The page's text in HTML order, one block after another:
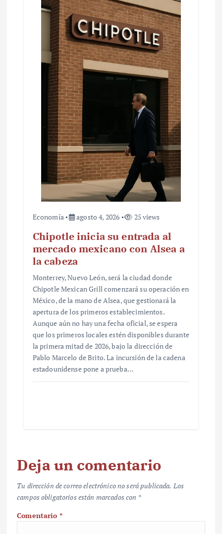
Economía agosto 4, 2026 25 views
Chipotle inicia su entrada al
mercado mexicano con Alsea a
la cabeza
Monterrey, Nuevo León, será la ciudad donde
Chipotle Mexican Grill comenzará su operación en
México, de la mano de Alsea, que gestionará la
apertura de los primeros establecimientos.
Aunque aún no hay una fecha oficial, se espera
que los primeros locales estén disponibles durante
la primera mitad de 2026, bajo la dirección de
Pablo Marcelo de Brito. La incursión de la cadena
estadounidense pone a prueba…
Deja un comentario
Tu dirección de correo electrónico no será publicada. Los
campos obligatorios están marcados con *
Comentario *